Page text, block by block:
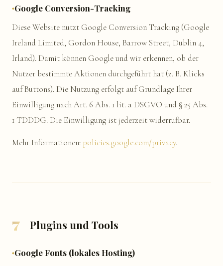
Google Conversion-Tracking
Diese Website nutzt Google Conversion Tracking (Google
Ireland Limited, Gordon House, Barrow Street, Dublin 4,
Irland). Damit können Google und wir erkennen, ob der
Nutzer bestimmte Aktionen durchgeführt hat (z. B. Klicks
auf Buttons). Die Nutzung erfolgt auf Grundlage Ihrer
Einwilligung nach Art. 6 Abs. 1 lit. a DSGVO und § 25 Abs.
1 TDDDG. Die Einwilligung ist jederzeit widerrufbar.
Mehr Informationen: policies.google.com/privacy.
7 Plugins und Tools
Google Fonts (lokales Hosting)